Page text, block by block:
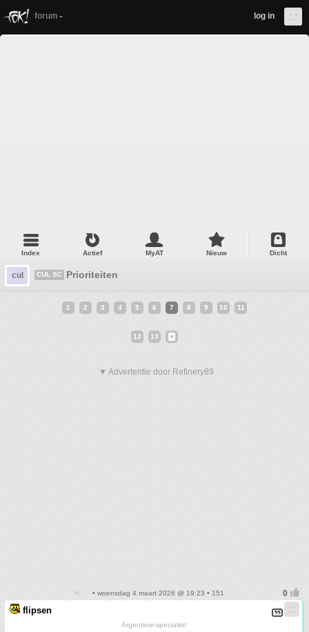
forum log in
Index Actief MyAT Nieuw Dicht
cul CUL SC Prioriteiten
1 2 3 4 5 6 7 8 9 10 11
12 13
▼ Advertentie door Refinery89
• woensdag 4 maart 2026 @ 19:23 • 151
flipsen
Argentinie-specialist!